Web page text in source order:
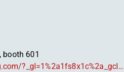
booth 601
https://www.smm-hamburg.com/?_gl=1%2a1fs8x1c%2a_gcl_au%2aMTAwOTQ0NjcxNi4xNzY4MjI3NTEy